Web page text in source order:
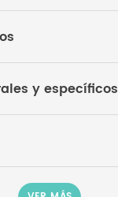
y específicos